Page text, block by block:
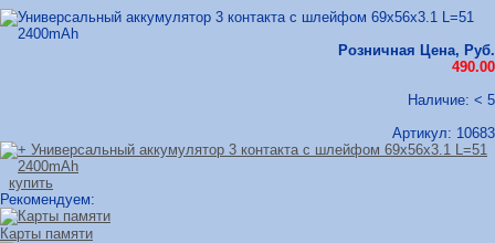
Розничная Цена, Руб.
490.00
Наличие: < 5
Артикул: 10683
купить
Рекомендуем:
Карты памяти